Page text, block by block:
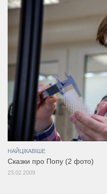
НАЙЦІКАВІШЕ
Сказки про Попу (2 фото)
23.02.2009